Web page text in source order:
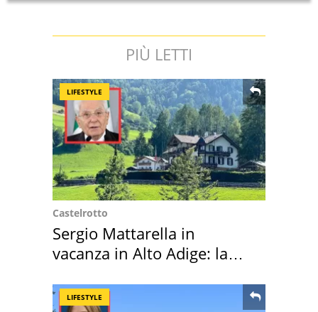
PIÙ LETTI
LIFESTYLE
Castelrotto
Sergio Mattarella in
vacanza in Alto Adige: la
LIFESTYLE